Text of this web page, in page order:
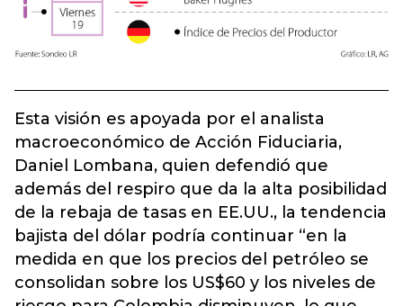
Esta visión es apoyada por el analista
macroeconómico de Acción Fiduciaria,
Daniel Lombana, quien defendió que
además del respiro que da la alta posibilidad
de la rebaja de tasas en EE.UU., la tendencia
bajista del dólar podría continuar “en la
medida en que los precios del petróleo se
consolidan sobre los US$60 y los niveles de